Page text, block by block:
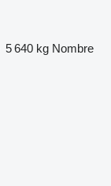
5 640 kg Nombre